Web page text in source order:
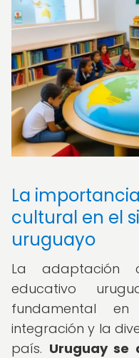
La
cultural en el
uruguayo
La adaptación
educativo
fundamental
integración y la
país. Uruguay se